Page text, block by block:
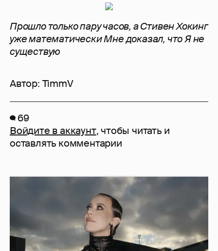
Прошло только пару часов, а Стивен Хокинг
уже математически Мне доказал, что Я не
существую
Автор: TimmV
69
Войдите в аккаунт, чтобы читать и
оставлять комментарии